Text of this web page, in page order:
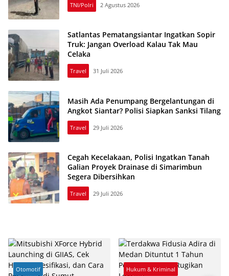
TNI/Polri 2 Agustus 2026
Satlantas Pematangsiantar Ingatkan Sopir
Truk: Jangan Overload Kalau Tak Mau
Celaka
Travel 31 Juli 2026
Masih Ada Penumpang Bergelantungan di
Angkot Siantar? Polisi Siapkan Sanksi Tilang
Travel 29 Juli 2026
Cegah Kecelakaan, Polisi Ingatkan Tanah
Galian Proyek Drainase di Simarimbun
Segera Dibersihkan
Travel 29 Juli 2026
Otomotif Hukum & Kriminal